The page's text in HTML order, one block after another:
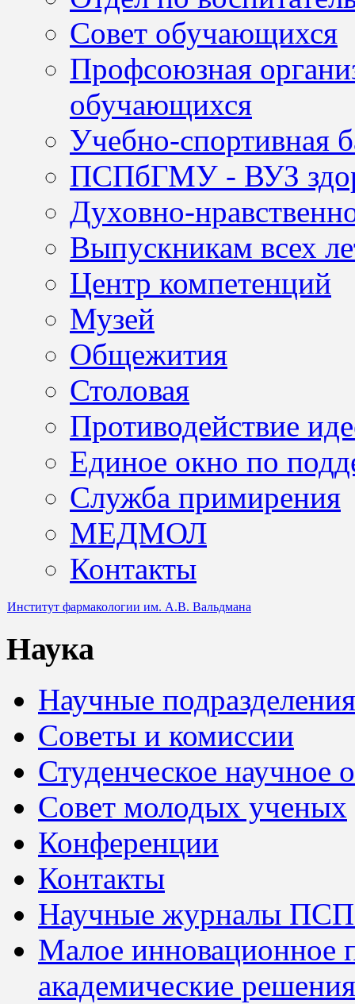
Совет обучающихся
Профсоюзная
обучающихся
Учебно-спортивная
ПСПбГМУ - ВУЗ
Духовно-
Выпускникам всех
Центр компетенций
Музей
Общежития
Столовая
Противодействие
Единое окно по
Служба примирения
МЕДМОЛ
Контакты
Институт фармакологии им. А.В. Вальдмана
Наука
Научные подразделения
Советы и комиссии
Студенческое научное
Совет молодых ученых
Конференции
Контакты
Научные журналы
Малое инновационное
академические